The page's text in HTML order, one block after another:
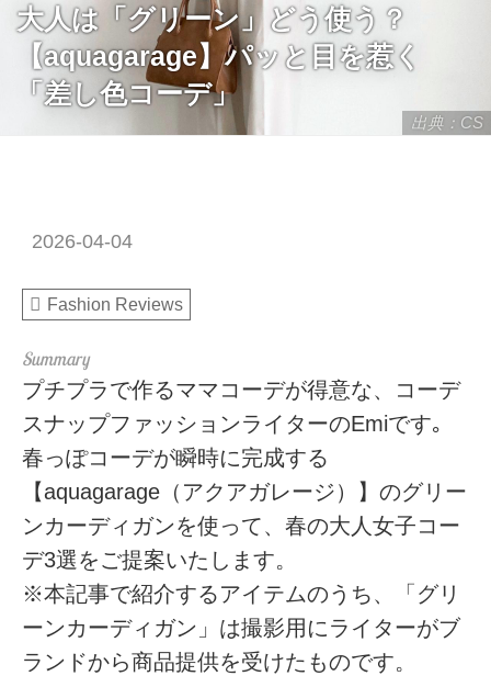
出典：CS
大人は「グリーン」どう使う？
【aquagarage】パッと目を惹く
「差し色コーデ」
2026-04-04
Fashion Reviews
プチプラで作るママコーデが得意な、コーデ
スナップファッションライターのEmiです｡
春っぽコーデが瞬時に完成する
【aquagarage（アクアガレージ）】のグリー
ンカーディガンを使って、春の大人女子コー
デ3選をご提案いたします。
※本記事で紹介するアイテムのうち、「グリ
ーンカーディガン」は撮影用にライターがブ
ランドから商品提供を受けたものです。